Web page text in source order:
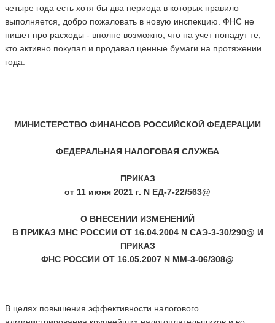
четыре года есть хотя бы два периода в которых правило
выполняется, добро пожаловать в новую инспекцию. ФНС не
пишет про расходы - вполне возможно, что на учет попадут те,
кто активно покупал и продавал ценные бумаги на протяжении
года.
МИНИСТЕРСТВО ФИНАНСОВ РОССИЙСКОЙ ФЕДЕРАЦИИ
ФЕДЕРАЛЬНАЯ НАЛОГОВАЯ СЛУЖБА
ПРИКАЗ
от 11 июня 2021 г. N ЕД-7-22/563@
О ВНЕСЕНИИ ИЗМЕНЕНИЙ
В ПРИКАЗ МНС РОССИИ ОТ 16.04.2004 N САЭ-3-30/290@ И
ПРИКАЗ
ФНС РОССИИ ОТ 16.05.2007 N ММ-3-06/308@
В целях повышения эффективности налогового